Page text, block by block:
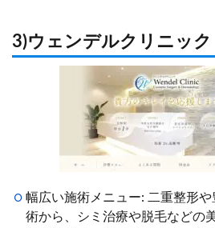
3)ウェンデルクリニック
幅広い施術メニュー: 二重整形
術から、シミ治療や脱毛などの